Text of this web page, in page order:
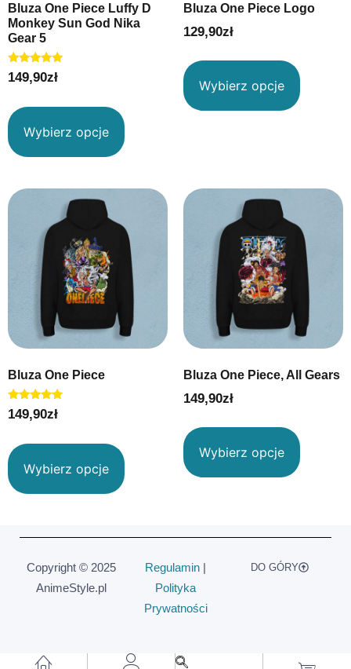
Bluza One Piece Luffy D
Monkey Sun God Nika
Gear 5
Oceniono
5.00
149,90zł
Wybierz opcje
Bluza One Piece Logo
129,90zł
Wybierz opcje
Bluza One Piece
Oceniono
5.00
149,90zł
Wybierz opcje
Bluza One Piece, All Gears
149,90zł
Wybierz opcje
Copyright © 2025
AnimeStyle.pl
Regulamin |
Polityka
Prywatności
DO GÓRY